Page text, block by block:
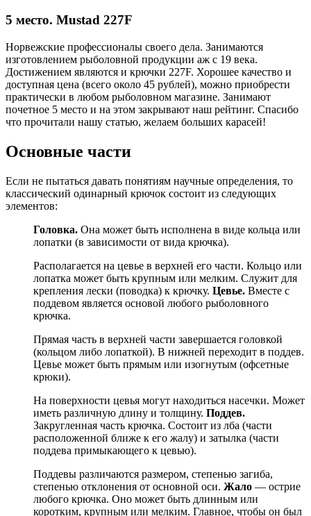
5 место. Mustad 227F
Норвежские профессионалы своего дела. Занимаются
изготовлением рыболовной продукции аж с 19 века.
Достижением являются и крючки 227F. Хорошее качество и
доступная цена (всего около 45 рублей), можно приобрести
практически в любом рыболовном магазине. Занимают
почетное 5 место и на этом закрывают наш рейтинг. Спасибо
что прочитали нашу статью, желаем больших карасей!
Основные части
Если не пытаться давать понятиям научные определения, то
классический одинарный крючок состоит из следующих
элементов:
Головка. Она может быть исполнена в виде кольца или
лопатки (в зависимости от вида крючка).
Располагается на цевье в верхней его части. Кольцо или
лопатка может быть крупным или мелким. Служит для
крепления лески (поводка) к крючку. Цевье. Вместе с
поддевом является основой любого рыболовного
крючка.
Прямая часть в верхней части завершается головкой
(кольцом либо лопаткой). В нижней переходит в поддев.
Цевье может быть прямым или изогнутым (офсетные
крюки).
На поверхности цевья могут находиться насечки. Может
иметь различную длину и толщину. Поддев.
Закругленная часть крючка. Состоит из лба (части
расположенной ближе к его жалу) и затылка (части
поддева примыкающего к цевью).
Поддевы различаются размером, степенью загиба,
степенью отклонения от основной оси. Жало — острие
любого крючка. Оно может быть длинным или
коротким, крупным или мелким. Главное, чтобы он был